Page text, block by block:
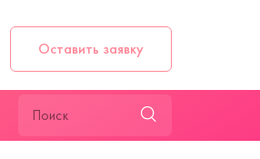
Оставить заявку